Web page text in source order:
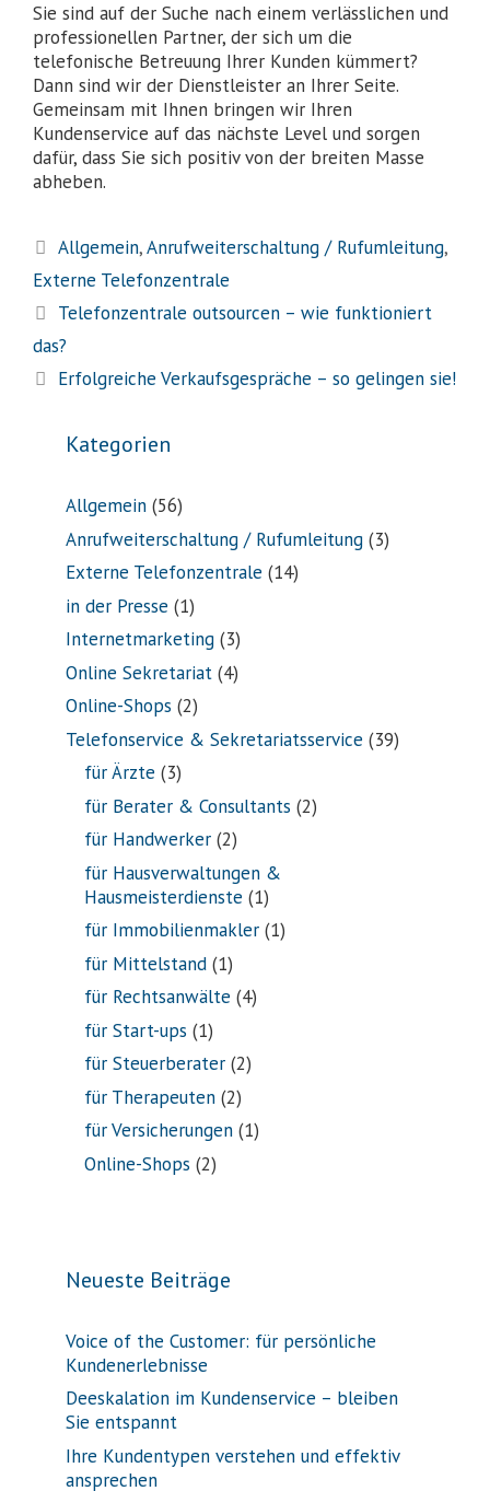
Sie sind auf der Suche nach einem verlässlichen und
professionellen Partner, der sich um die
telefonische Betreuung Ihrer Kunden kümmert?
Dann sind wir der Dienstleister an Ihrer Seite.
Gemeinsam mit Ihnen bringen wir Ihren
Kundenservice auf das nächste Level und sorgen
dafür, dass Sie sich positiv von der breiten Masse
abheben.
Allgemein,Anrufweiterschaltung / Rufumleitung,
Externe Telefonzentrale
Telefonzentrale outsourcen – wie funktioniert
das?
Erfolgreiche Verkaufsgespräche – so gelingen sie!
Kategorien
Allgemein (56)
Anrufweiterschaltung / Rufumleitung (3)
Externe Telefonzentrale (14)
in der Presse (1)
Internetmarketing (3)
Online Sekretariat (4)
Online-Shops (2)
Telefonservice & Sekretariatsservice (39)
für Ärzte (3)
für Berater & Consultants (2)
für Handwerker (2)
für Hausverwaltungen &
Hausmeisterdienste (1)
für Immobilienmakler (1)
für Mittelstand (1)
für Rechtsanwälte (4)
für Start-ups (1)
für Steuerberater (2)
für Therapeuten (2)
für Versicherungen (1)
Online-Shops (2)
Neueste Beiträge
Voice of the Customer: für persönliche
Kundenerlebnisse
Deeskalation im Kundenservice – bleiben
Sie entspannt
Ihre Kundentypen verstehen und effektiv
ansprechen